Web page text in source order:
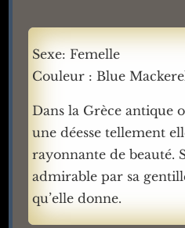
Sexe: Femelle
Couleur : Blue
Dans la Grèce antique
une déesse tellement
rayonnante de beauté.
admirable par sa
qu’elle donne.